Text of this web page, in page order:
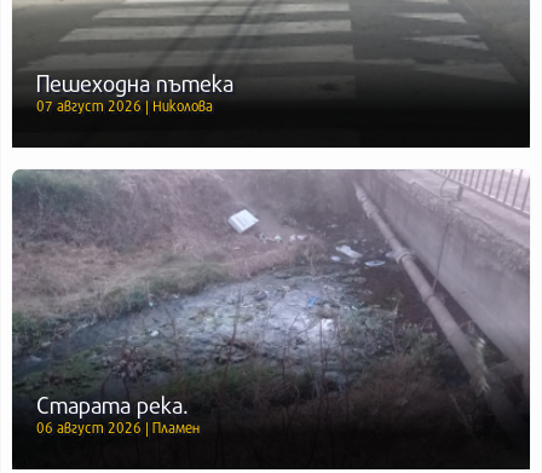
Пешеходна пътека
07 август 2026 | Николова
Старата река.
06 август 2026 | Пламен